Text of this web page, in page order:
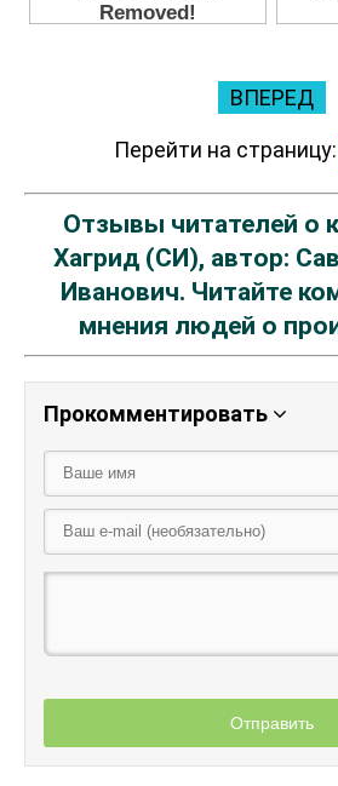
ВПЕРЕД
Перейти на страницу:
Отзывы читателей о
Хагрид (СИ), автор:
Иванович. Читайте
мнения людей о
Прокомментировать
Отправить